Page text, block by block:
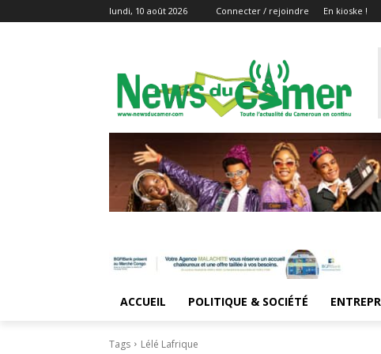
lundi, 10 août 2026 Connecter / rejoindre En kioske !
ACCUEIL POLITIQUE & SOCIÉTÉ
Tags Lélé Lafrique